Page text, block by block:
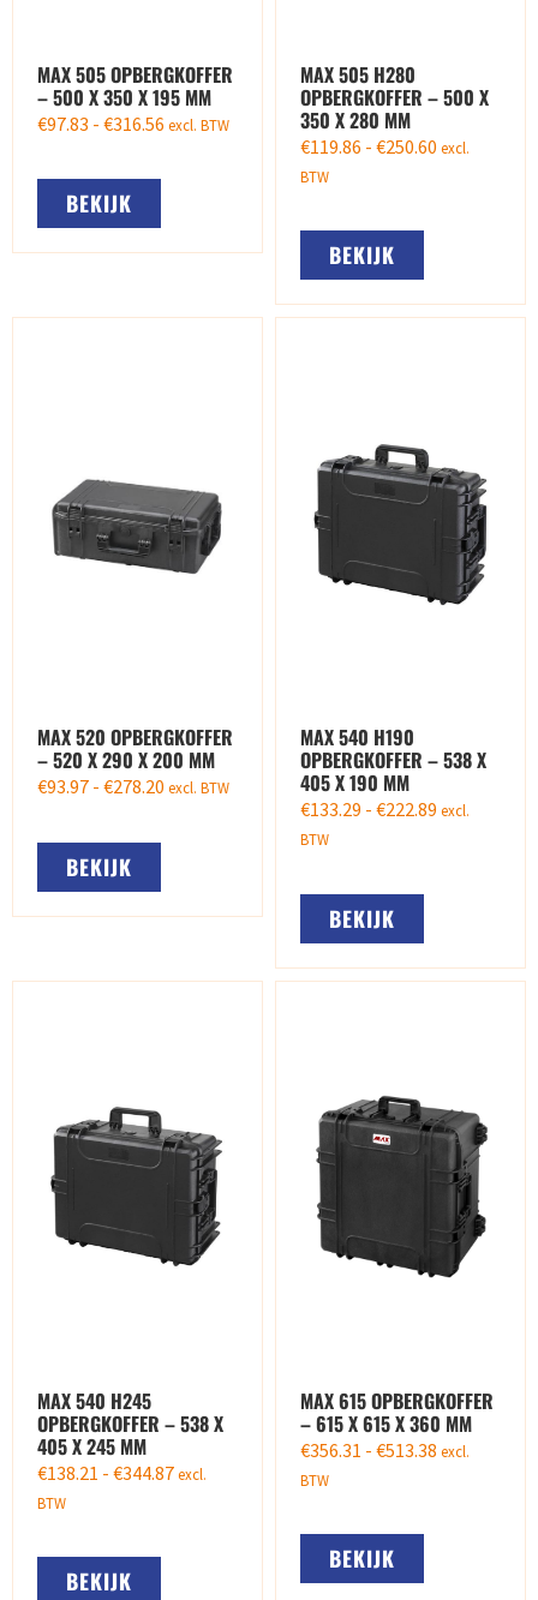
MAX 505 OPBERGKOFFER
– 500 X 350 X 195 MM
€97.83 - €316.56 excl. BTW
BEKIJK
MAX 505 H280
OPBERGKOFFER – 500 X
350 X 280 MM
€119.86 - €250.60 excl.
BTW
BEKIJK
MAX 520 OPBERGKOFFER
– 520 X 290 X 200 MM
€93.97 - €278.20 excl. BTW
BEKIJK
MAX 540 H190
OPBERGKOFFER – 538 X
405 X 190 MM
€133.29 - €222.89 excl.
BTW
BEKIJK
MAX 540 H245
OPBERGKOFFER – 538 X
405 X 245 MM
€138.21 - €344.87excl.
BTW
BEKIJK
MAX 615 OPBERGKOFFER
– 615 X 615 X 360 MM
€356.31 - €513.38 excl.
BTW
BEKIJK